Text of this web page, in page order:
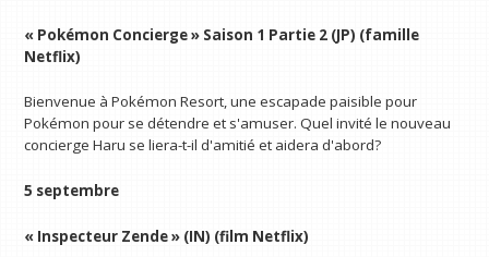
« Pokémon Concierge » Saison 1 Partie 2 (JP) (famille
Netflix)
Bienvenue à Pokémon Resort, une escapade paisible pour
Pokémon pour se détendre et s'amuser. Quel invité le nouveau
concierge Haru se liera-t-il d'amitié et aidera d'abord?
5 septembre
« Inspecteur Zende » (IN) (film Netflix)